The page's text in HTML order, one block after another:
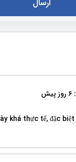
khá thực tế, đặc